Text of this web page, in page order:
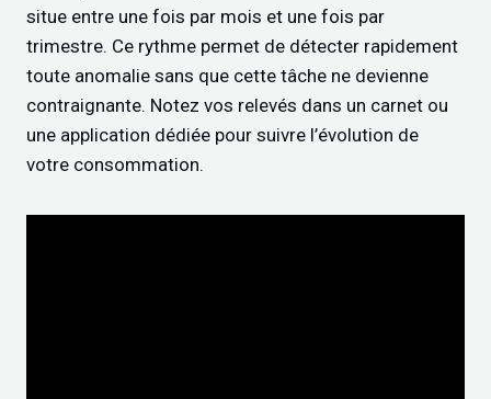
situe entre une fois par mois et une fois par
trimestre. Ce rythme permet de détecter rapidement
toute anomalie sans que cette tâche ne devienne
contraignante. Notez vos relevés dans un carnet ou
une application dédiée pour suivre l’évolution de
votre consommation.